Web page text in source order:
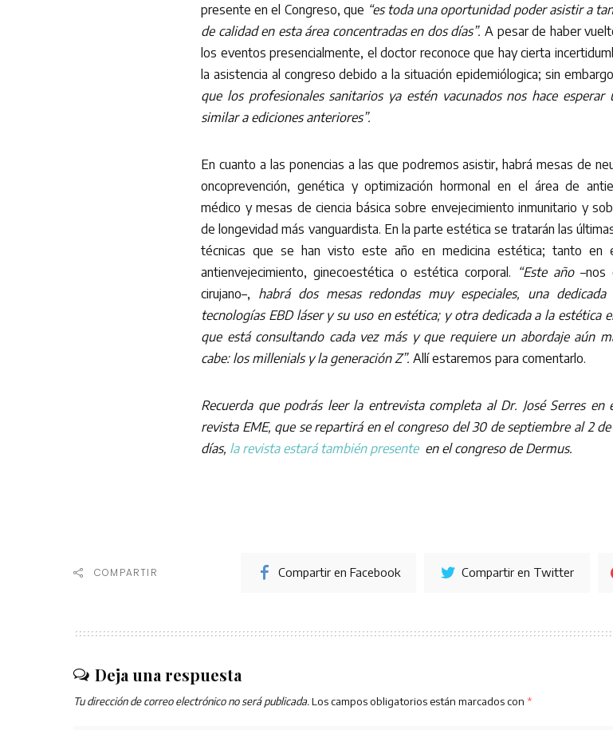
presente en el Congreso, que “es toda una oportunidad poder asistir a
de calidad en esta área concentradas en dos días”. A pesar de haber
los eventos presencialmente, el doctor reconoce que hay cierta
la asistencia al congreso debido a la situación epidemiólogica; sin
que los profesionales sanitarios ya estén vacunados nos hace esperar
similar a ediciones anteriores”.
En cuanto a las ponencias a las que podremos asistir, habrá mesas de
oncoprevención, genética y optimización hormonal en el área de
médico y mesas de ciencia básica sobre envejecimiento inmunitario y
de longevidad más vanguardista. En la parte estética se tratarán las
técnicas que se han visto este año en medicina estética; tanto en
antienvejecimiento, ginecoestética o estética corporal. “Este año­–nos
cirujano–, habrá dos mesas redondas muy especiales, una
tecnologías EBD láser y su uso en estética; y otra dedicada a la estética
que está consultando cada vez más y que requiere un abordaje aún
cabe: los millenials y la generación Z”. Allí estaremos para comentarlo.
Recuerda que podrás leer la entrevista completa al Dr. José Serres en
revista EME, que se repartirá en el congreso del 30 de septiembre al 2
días, la revista estará también presenteen el congreso de Dermus.
COMPARTIR Compartir en Facebook Compartir en Twitter
Deja una respuesta
Tu dirección de correo electrónico no será publicada. Los campos obligatorios están marcados con *